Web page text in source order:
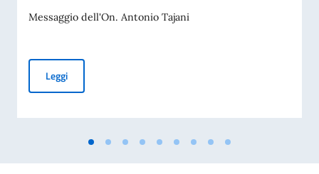
Messaggio dell'On. Antonio Tajani
LeggiMESSAGGIO DELL’ON. VICE PRESIDENTE DEL